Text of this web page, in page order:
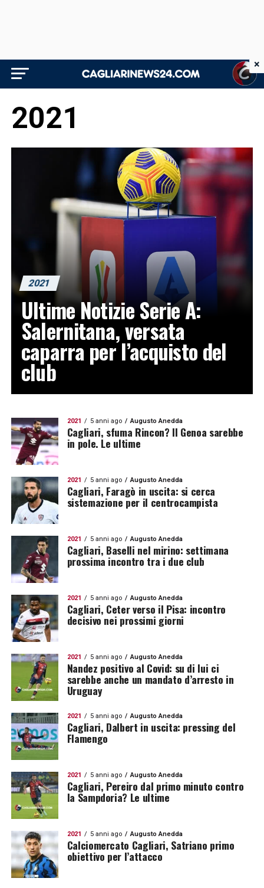
2021
2021
Ultime Notizie Serie A:
Salernitana, versata
caparra per l’acquisto del
club
2021 5 anni ago Augusto Anedda
Cagliari, sfuma Rincon? Il Genoa sarebbe
in pole. Le ultime
2021 5 anni ago Augusto Anedda
Cagliari, Faragò in uscita: si cerca
sistemazione per il centrocampista
2021 5 anni ago Augusto Anedda
Cagliari, Baselli nel mirino: settimana
prossima incontro tra i due club
2021 5 anni ago Augusto Anedda
Cagliari, Ceter verso il Pisa: incontro
decisivo nei prossimi giorni
2021 5 anni ago Augusto Anedda
Nandez positivo al Covid: su di lui ci
sarebbe anche un mandato d’arresto in
Uruguay
2021 5 anni ago Augusto Anedda
Cagliari, Dalbert in uscita: pressing del
Flamengo
2021 5 anni ago Augusto Anedda
Cagliari, Pereiro dal primo minuto contro
la Sampdoria? Le ultime
2021 5 anni ago Augusto Anedda
Calciomercato Cagliari, Satriano primo
obiettivo per l’attacco
×